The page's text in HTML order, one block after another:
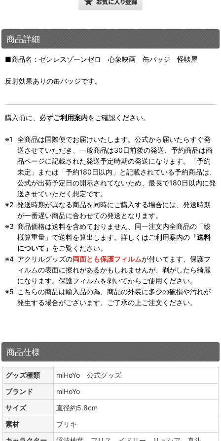
商品詳細
■商品名：ゼンレスゾーンゼロ 心象映画 缶バッジ 怪啖屋
反射効果ありの缶バッジです。
購入前に、必ずご利用案内をご確認ください。
全商品は国際便でお届けいたします。公式から届いたらすぐ発
送させていただき、一般商品は30日前後の発送、予約商品は商
品ページに記載された発送予定時期の発送になります。「予約
未定」または「予約180日以内」と記載されている予約商品は、
公式が出荷予定日の開示されてないため、最長で180日以内に発
送させていただく想定です。
発送時期が異なる商品を同時にご購入する場合には、発送時期
が一番遅い商品に合わせての発送となります。
商品価格は送料を含めておりません、同一注文内全商品の「総
概算重量」で送料を算出します。詳しくはご利用案内の 「送料
について」 をご覧ください。
アクリルグッズの両面とも保護フィルムが付いてます、保護フ
ィルムの表面に擦れがあるかもしれませんが、剥がしたら綺麗
になります。保護フィルムを剥いてからご使用ください。
こちらの商品は輸入品の為、商品の外装に多少の破損や汚れが
発生する場合がございます、ご了承の上ご注文ください。
商品仕様
グッズ種類
miHoYo 公式グッズ
ブランド
miHoYo
サイズ
直径約5.8cm
素材
ブリキ